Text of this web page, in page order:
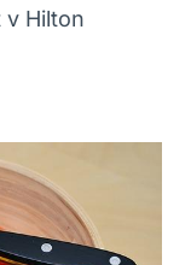
Hilton